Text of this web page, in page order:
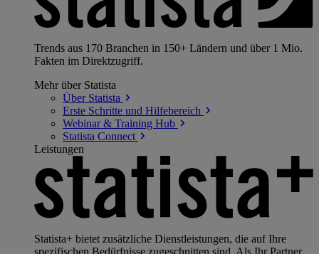
Trends aus 170 Branchen in 150+ Ländern und über 1 Mio.
Fakten im Direktzugriff.
Mehr über Statista
Über Statista
Erste Schritte und Hilfebereich
Webinar & Training Hub
Statista Connect
Leistungen
Statista+ bietet zusätzliche Dienstleistungen, die auf Ihre
spezifischen Bedürfnisse zugeschnitten sind. Als Ihr Partner